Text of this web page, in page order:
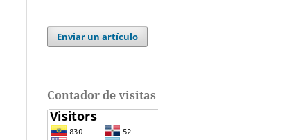
Enviar un artículo
Contador de visitas